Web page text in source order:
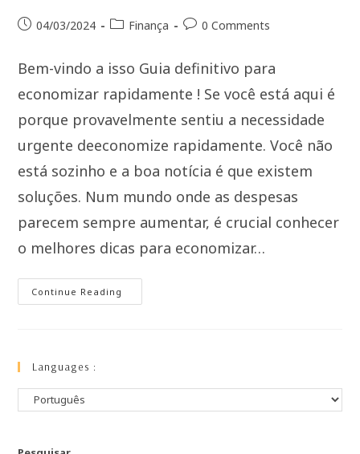
04/03/2024 Finança 0 Comments
Bem-vindo a isso Guia definitivo para
economizar rapidamente ! Se você está aqui é
porque provavelmente sentiu a necessidade
urgente deeconomize rapidamente. Você não
está sozinho e a boa notícia é que existem
soluções. Num mundo onde as despesas
parecem sempre aumentar, é crucial conhecer
o melhores dicas para economizar…
Continue Reading
Languages :